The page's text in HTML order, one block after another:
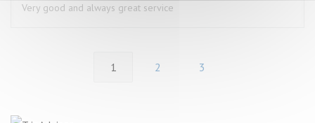
Very good and always great service
1 2 3